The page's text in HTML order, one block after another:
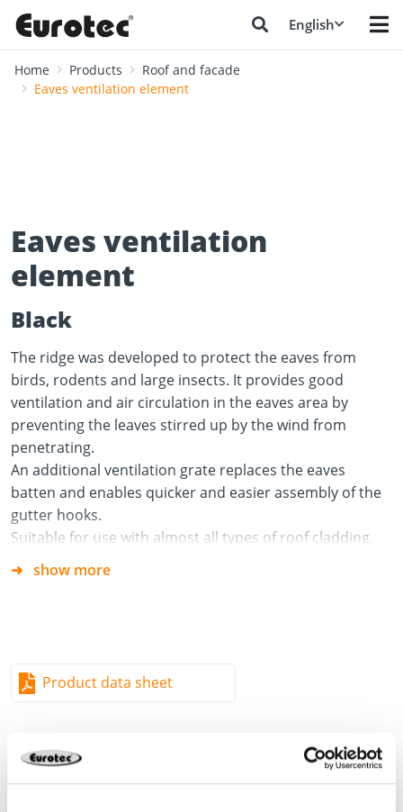
English
Home Products
Roof and facade
Eaves ventilation element
Eaves ventilation
element
Black
The ridge was developed to protect the eaves from
birds, rodents and large insects. It provides good
ventilation and air circulation in the eaves area by
preventing the leaves stirred up by the wind from
penetrating.
An additional ventilation grate replaces the eaves
batten and enables quicker and easier assembly of the
gutter hooks.
Suitable for use with almost all types of roof cladding.
Material
Quick and easy assembly
show more
Product data sheet